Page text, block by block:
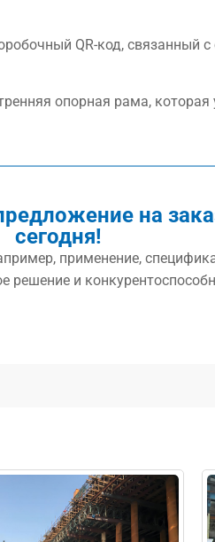
QR-код, связанный
опорная рама,
на
сегодня!
применение,
и